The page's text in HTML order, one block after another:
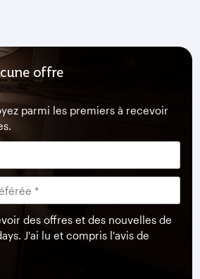
offre
parmi les premiers à recevoir
des offres et des nouvelles de
J'ai lu et compris l'avis de